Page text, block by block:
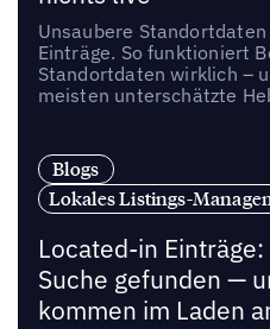
Unsaubere
Einträge. So funktioniert
Standortdaten wirklich –
meisten unterschätzte
Blogs
Lokales Listings-
Located-in
Suche gefunden —
kommen im Laden